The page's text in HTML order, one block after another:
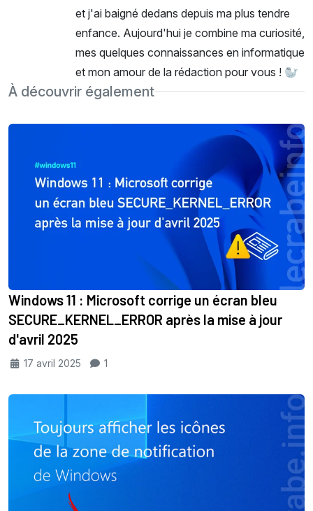
et j'ai baigné dedans depuis ma plus tendre
enfance. Aujourd'hui je combine ma curiosité,
mes quelques connaissances en informatique
et mon amour de la rédaction pour vous ! 🦭
À découvrir également
Windows 11 : Microsoft corrige un écran bleu
SECURE_KERNEL_ERROR après la mise à jour
d'avril 2025
17 avril 2025 1